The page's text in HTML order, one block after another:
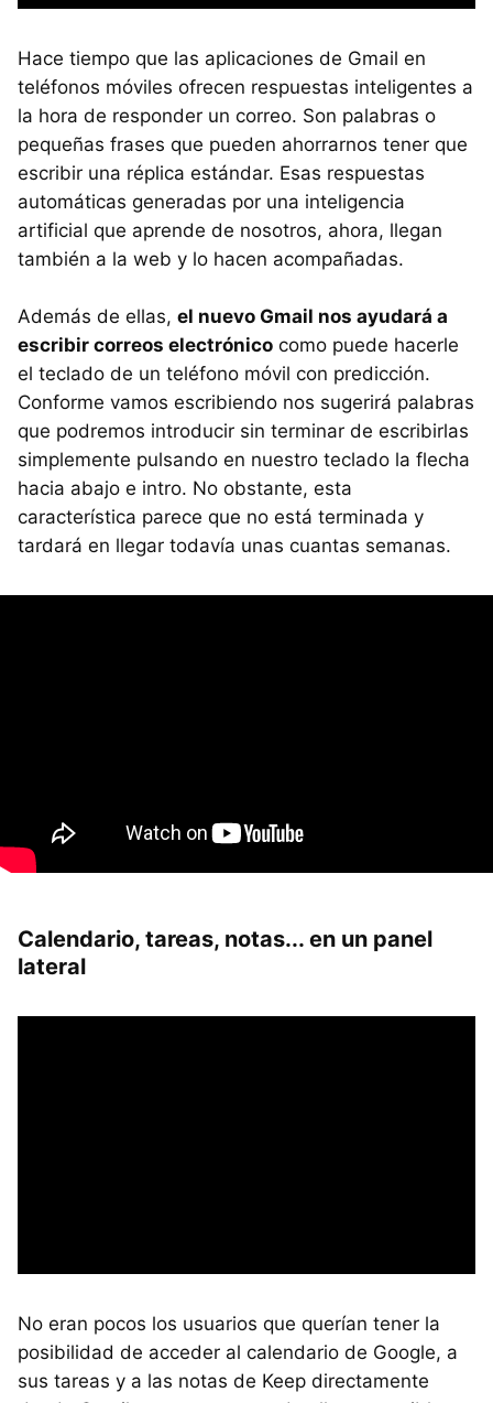
Hace tiempo que las aplicaciones de Gmail en
teléfonos móviles ofrecen respuestas inteligentes a
la hora de responder un correo. Son palabras o
pequeñas frases que pueden ahorrarnos tener que
escribir una réplica estándar. Esas respuestas
automáticas generadas por una inteligencia
artificial que aprende de nosotros, ahora, llegan
también a la web y lo hacen acompañadas.
Además de ellas, el nuevo Gmail nos ayudará a
escribir correos electrónico como puede hacerle
el teclado de un teléfono móvil con predicción.
Conforme vamos escribiendo nos sugerirá palabras
que podremos introducir sin terminar de escribirlas
simplemente pulsando en nuestro teclado la flecha
hacia abajo e intro. No obstante, esta
característica parece que no está terminada y
tardará en llegar todavía unas cuantas semanas.
Calendario, tareas, notas... en un panel
lateral
No eran pocos los usuarios que querían tener la
posibilidad de acceder al calendario de Google, a
sus tareas y a las notas de Keep directamente